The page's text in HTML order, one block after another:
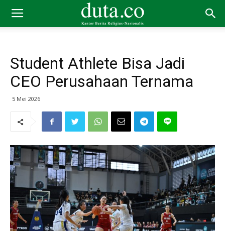
Student Athlete Bisa Jadi
CEO Perusahaan Ternama
5 Mei 2026